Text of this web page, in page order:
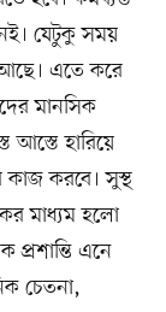
যেটুকু সময়
আছে। এতে করে
মানসিক
আস্তে হারিয়ে
কাজ করবে। সুস্থ
মাধ্যম হলো
প্রশান্তি এনে
চেতনা,